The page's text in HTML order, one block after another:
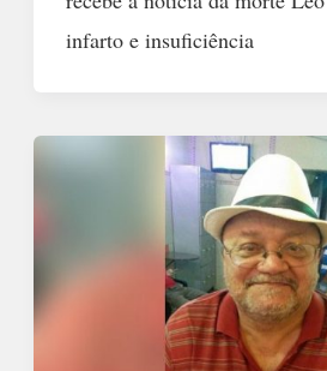
infarto e insuficiência